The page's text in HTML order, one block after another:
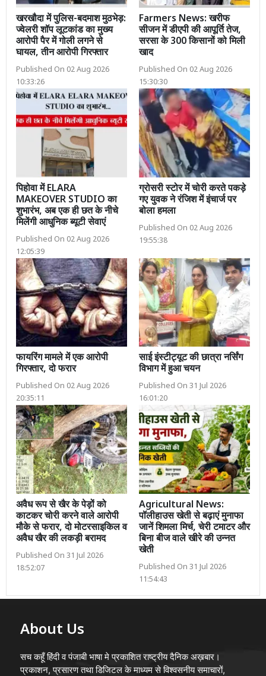
खरखौदा में पुलिस-बदमाश मुठभेड़:
ज्वेलरी शॉप लूटकांड का मुख्य
आरोपी पैर में गोली लगने से
घायल, तीन आरोपी गिरफ्तार
Published On 02 Aug 2026
10:33:26
Farmers News: खरीफ
सीजन में डीएपी की आपूर्ति तेज,
सरसा के 300 किसानों को मिली
खाद
Published On 02 Aug 2026
15:30:30
पिहोवा में ELARA
MAKEOVER STUDIO का
शुभारंभ, अब एक ही छत के नीचे
मिलेंगी आधुनिक ब्यूटी सेवाएं
Published On 02 Aug 2026
12:05:39
ग्रोसरी स्टोर में चोरी करते पकड़े
गए युवक ने रंजिश में इंचार्ज पर
बोला हमला
Published On 02 Aug 2026
19:55:38
फायरिंग मामले में एक आरोपी
गिरफ्तार, दो फरार
Published On 02 Aug 2026
20:35:11
साई इंस्टीट्यूट की छात्रा नर्सिंग
विभाग में हुआ चयन
Published On 31 Jul 2026
16:01:20
अवैध रूप से खैर के पेड़ों को
काटकर चोरी करने वाले आरोपी
मौके से फरार, दो मोटरसाइकिल व
अवैध खैर की लकड़ी बरामद
Published On 31 Jul 2026
18:52:07
Agricultural News:
पॉलीहाउस खेती से बढ़ाएं मुनाफा
जानें शिमला मिर्च, चेरी टमाटर और
बिना बीज वाले खीरे की उन्नत
खेती
Published On 31 Jul 2026
11:54:43
About Us
सच कहूँ हिंदी व पंजाबी भाषा मे प्रकाशित राष्ट्रीय दैनिक अख़बार।
प्रकाशन, प्रसारण तथा डिजिटल के माध्यम से विश्वसनीय समाचारों,